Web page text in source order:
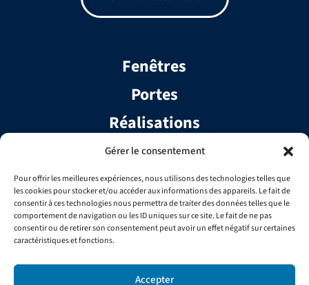
Gérer le consentement
Pour offrir les meilleures expériences, nous utilisons des technologies telles que
les cookies pour stocker et/ou accéder aux informations des appareils. Le fait de
consentir à ces technologies nous permettra de traiter des données telles que le
comportement de navigation ou les ID uniques sur ce site. Le fait de ne pas
consentir ou de retirer son consentement peut avoir un effet négatif sur certaines
caractéristiques et fonctions.
Accepter
Fenêtres
Portes
Réalisations
Services
Contact
Équipe
FAQ
Carrière